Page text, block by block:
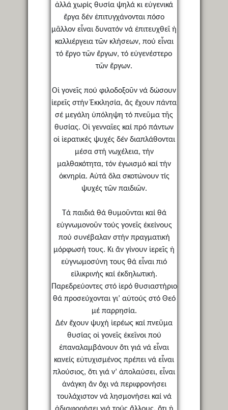
ἀλλά χωρίς θυσία ψηλά κι εὐγενικά
ἔργα δέν ἐπιτυγχάνονται πόσο
μᾶλλον εἶναι δυνατόν νά ἐπιτευχθεῖ ἡ
καλλιέργεια τῶν κλήσεων, πού εἶναι
τό ἔργο τῶν ἔργων, τό εὐγενέστερο
τῶν ἔργων.
Οἱ γονεῖς πού φιλοδοξοῦν νά δώσουν
ἱερεῖς στήν Ἐκκλησία, ἄς ἔχουν πάντα
σέ μεγάλη ὑπόληψη τό πνεῦμα τῆς
θυσίας. Οἱ γενναῖες καί πρό πάντων
οἱ ἱερατικές ψυχές δέν διαπλάθονται
μέσα στή νωχέλεια, τήν
μαλθακότητα, τόν ἐγωισμό καί τήν
ὀκνηρία. Αὐτά ὅλα σκοτώνουν τίς
ψυχές τῶν παιδιῶν.
Τά παιδιά θά θυμοῦνται καί θά
εὐγνωμονοῦν τούς γονεῖς ἐκείνους
πού συνέβαλαν στήν πραγματική
μόρφωσή τους. Κι ἄν γίνουν ἱερεῖς ἡ
εὐγνωμοσύνη τους θά εἶναι πιό
εἰλικρινής καί ἐκδηλωτική.
Παρεδρεύοντες στό ἱερό θυσιαστήριο
θά προσεύχονται γι’ αὐτούς στό Θεό
μέ παρρησία.
Δέν ἔχουν ψυχή ἱερέως καί πνεῦμα
θυσίας οἱ γονεῖς ἐκεῖνοι πού
ἐπαναλαμβάνουν ὅτι γιά νά εἶναι
κανείς εὐτυχισμένος πρέπει νά εἶναι
πλούσιος, ὅτι γιά ν’ ἀπολαύσει, εἶναι
ἀνάγκη ἄν ὄχι νά περιφρονήσει
τουλάχιστον νά λησμονήσει καί νά